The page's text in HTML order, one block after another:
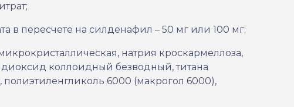
в пересчете на силденафил – 50 мг или 100 мг;
натрия кроскармеллоза,
коллоидный безводный, титана
полиэтиленгликоль 6000 (макрогол 6000),